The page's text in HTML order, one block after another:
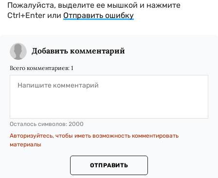
Пожалуйста, выделите ее мышкой и нажмите
Ctrl+Enter или Отправить ошибку
Добавить комментарий
Всего комментариев: 1
Осталось символов: 2000
Авторизуйтесь, чтобы иметь возможность комментировать
материалы
ОТПРАВИТЬ